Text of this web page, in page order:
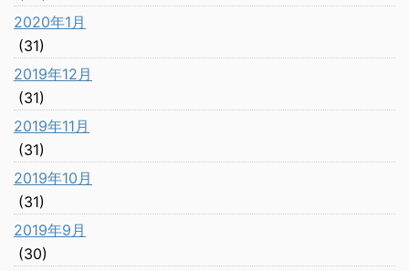
2020年1月
(31)
2019年12月
(31)
2019年11月
(31)
2019年10月
(31)
2019年9月
(30)